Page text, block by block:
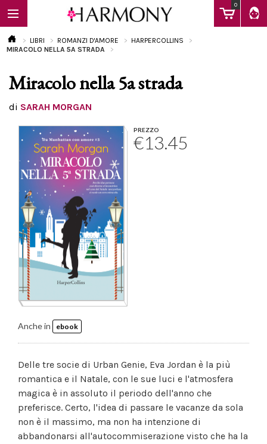
0
EBOOK
Calendario
LIBRI ROMANZI D'AMORE
HARPERCOLLINS
MIRACOLO NELLA 5A STRADA
Miracolo nella 5a strada
di SARAH MORGAN
PREZZO
€13.45
Anche in ebook
Delle tre socie di Urban Genie, Eva Jordan è la più
romantica e il Natale, con le sue luci e l'atmosfera
magica è in assoluto il periodo dell'anno che
preferisce. Certo, l'idea di passare le vacanze da sola
non è il massimo, ma non ha intenzione di
abbandonarsi all'autocommiserazione visto che ha la